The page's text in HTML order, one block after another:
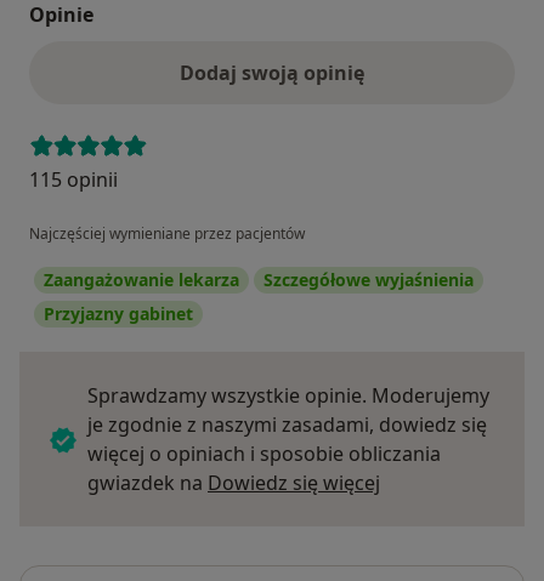
Opinie
Dodaj swoją opinię
115 opinii
Najczęściej wymieniane przez pacjentów
Zaangażowanie lekarza
Szczegółowe wyjaśnienia
Przyjazny gabinet
Sprawdzamy wszystkie opinie. Moderujemy
je zgodnie z naszymi zasadami, dowiedz się
więcej o opiniach i sposobie obliczania
gwiazdek na Dowiedz się więcej